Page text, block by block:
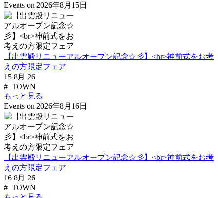
Events on 2026年8月15日
【出雲殿リニューアルオープン記念☆彡】<br>神前式をお考
えの方限定フェア
15 8月 26
#_TOWN
もっと見る
Events on 2026年8月16日
【出雲殿リニューアルオープン記念☆彡】<br>神前式をお考
えの方限定フェア
16 8月 26
#_TOWN